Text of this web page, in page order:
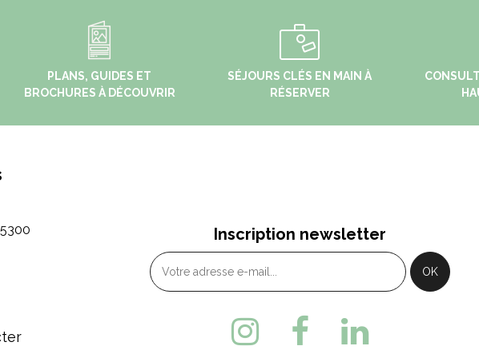
PLANS, GUIDES ET
BROCHURES À DÉCOUVRIR
SÉJOURS CLÉS EN MAIN À
RÉSERVER
Lieu-dit La Coupe - 25300 LES
+33 (0)3 81 69 44 91
4 Rue du Val Saugeais
MONTBENOIT
+ 33 (0)3 81 38 10 32
Inscription newsletter